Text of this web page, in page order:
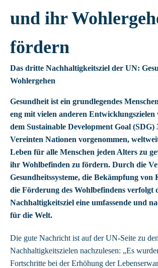
und ihr
fördern
Das dritte Nachhaltigkeitsziel der UN:
Wohlergehen
Gesundheit ist ein grundlegendes
eng mit vielen anderen
dem Sustainable Development Goal (SDG)
Vereinten Nationen vorgenommen,
Leben für alle Menschen jeden Alters zu
ihr Wohlbefinden zu fördern. Durch die
Gesundheitssysteme, die Bekämpfung
die Förderung des Wohlbefindens verfolgt
Nachhaltigkeitsziel eine umfassende und
für die Welt.
Die gute Nachricht ist auf der UN-Seite zu
Nachhaltigkeitszielen nachzulesen: „Es
Fortschritte bei der Erhöhung der